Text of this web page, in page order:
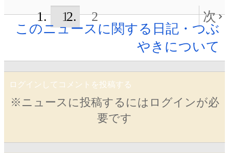
1 2
次
このニュースに関する日記・つぶ
やきについて
ログインしてコメントを投稿する
※ニュースに投稿するにはログインが必
要です